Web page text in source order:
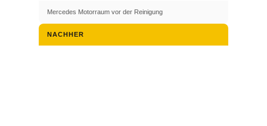
Mercedes Motorraum vor der Reinigung
NACHHER